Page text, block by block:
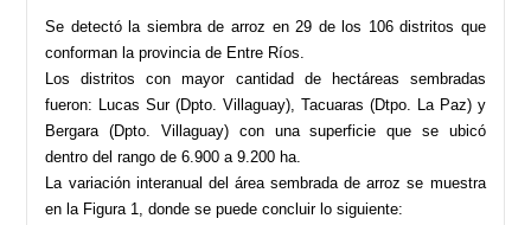
Se detectó la siembra de arroz en 29 de los 106 distritos que
conforman la provincia de Entre Ríos.
Los distritos con mayor cantidad de hectáreas sembradas
fueron: Lucas Sur (Dpto. Villaguay), Tacuaras (Dtpo. La Paz) y
Bergara (Dpto. Villaguay) con una superficie que se ubicó
dentro del rango de 6.900 a 9.200 ha.
La variación interanual del área sembrada de arroz se muestra
en la Figura 1, donde se puede concluir lo siguiente: